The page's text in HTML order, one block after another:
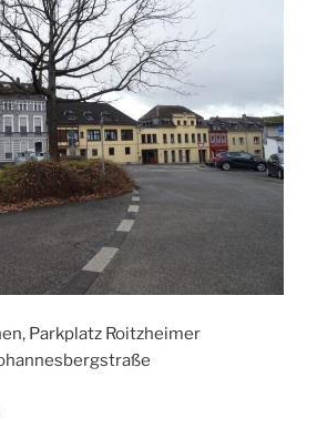
Parkplatz Roitzheimer